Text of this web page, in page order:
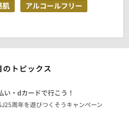
肌 アルコールフリー
のトピックス
い・dカードで行こう！
周年を遊びつくそうキャンペーン